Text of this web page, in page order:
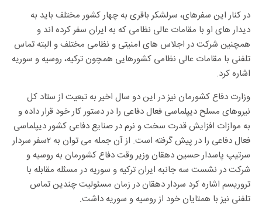
در کنار این سفرهای، سرلشکر باقری به چهار کشور مختلف باید به
دیدار های او با مقامات عالی نظامی که به ایران سفر کرده اند و
همچنین شرکت در اجلاس های امنیتی و نظامی مختلف و البته تماس
تلفنی با مقامات عالی نظامی کشورهایی همچون ترکیه، روسیه و سوریه
اشاره کرد.
وزارت دفاع کشورمان نیز در این دو سال اخیر به تبعیت از ستاد کل
نیروهای مسلح دیپلماسی فعال دفاعی را در دستور کار خود قرار داده و
به موازات افزایش قدرت سخت و نرم در صنایع دفاعی کشور دیپلماسی
فعال دفاعی را در پیش گرفته است. از آن جمله می توان به ۲سفر سردار
سرتیپ پاسدار حسین دهقان وزیر وقت دفاع کشورمان به روسیه و
شرکت در نشست سه جانبه ایران ترکیه و سوریه در مسئله مقابله با
تروریسم اشاره کرد سردار دهقان در زمان مسئولیت چندین تماس
تلفنی نیز با همتایان خود از روسیه و سوریه داشت.